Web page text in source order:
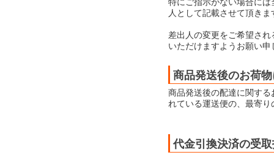
人として記載させて頂きま
差出人の変更をご希望さ
いただけますようお願い申
商品発送後のお荷
商品発送後の配達に関す
れている運送便の、最寄
代金引換決済の受